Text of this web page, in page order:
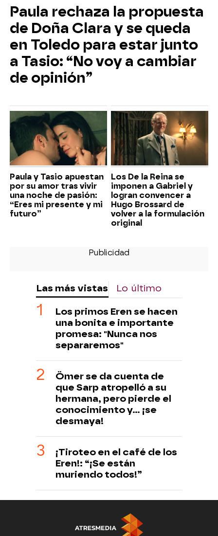
Paula rechaza la propuesta
de Doña Clara y se queda
en Toledo para estar junto
a Tasio: “No voy a cambiar
de opinión”
Paula y Tasio apuestan
por su amor tras vivir
una noche de pasión:
“Eres mi presente y mi
futuro”
Los De la Reina se
imponen a Gabriel y
logran convencer a
Hugo Brossard de
volver a la formulación
original
Las más vistas Lo último
Los primos Eren se hacen
una bonita e importante
promesa: "Nunca nos
separaremos"
Ömer se da cuenta de
que Sarp atropelló a su
hermana, pero pierde el
conocimiento y... ¡se
desmaya!
¡Tiroteo en el café de los
Eren!: “¡Se están
muriendo todos!”